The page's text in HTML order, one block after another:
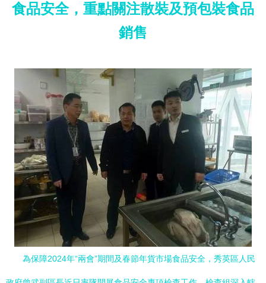
食品安全，重點關注散裝及預包裝食品
銷售
為保障2024年“兩會”期間及春節年貨市場食品安全，秀英區人民